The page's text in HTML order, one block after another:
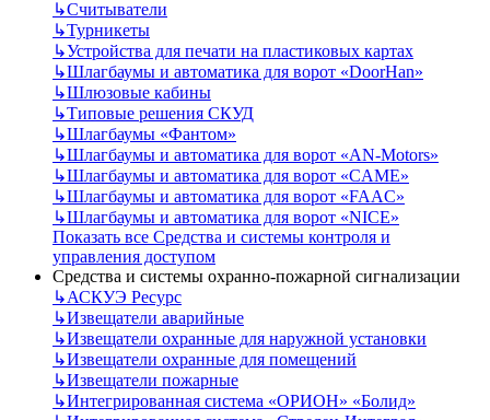
↳Считыватели
↳Турникеты
↳Устройства для печати на пластиковых картах
↳Шлагбаумы и автоматика для ворот «DoorHan»
↳Шлюзовые кабины
↳Типовые решения СКУД
↳Шлагбаумы «Фантом»
↳Шлагбаумы и автоматика для ворот «AN-Motors»
↳Шлагбаумы и автоматика для ворот «CAME»
↳Шлагбаумы и автоматика для ворот «FAAC»
↳Шлагбаумы и автоматика для ворот «NICE»
Показать все Средства и системы контроля и
управления доступом
Средства и системы охранно-пожарной сигнализации
↳АСКУЭ Ресурс
↳Извещатели аварийные
↳Извещатели охранные для наружной установки
↳Извещатели охранные для помещений
↳Извещатели пожарные
↳Интегрированная система «ОРИОН» «Болид»